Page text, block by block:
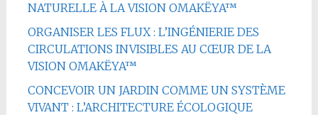
NATURELLE À LA VISION OMAKËYA™
ORGANISER LES FLUX : L’INGÉNIERIE DES
CIRCULATIONS INVISIBLES AU CŒUR DE LA
VISION OMAKËYA™
CONCEVOIR UN JARDIN COMME UN SYSTÈME
VIVANT : L’ARCHITECTURE ÉCOLOGIQUE